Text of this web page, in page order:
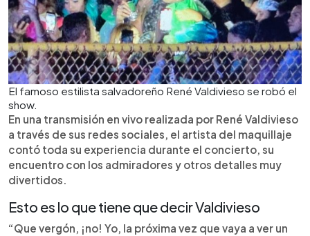
El famoso estilista salvadoreño René Valdivieso se robó el
show.
En una transmisión en vivo realizada por René Valdivieso
a través de sus redes sociales, el artista del maquillaje
contó toda su experiencia durante el concierto, su
encuentro con los admiradores y otros detalles muy
divertidos.
Esto es lo que tiene que decir Valdivieso
“Que vergón, ¡no! Yo, la próxima vez que vaya a ver un